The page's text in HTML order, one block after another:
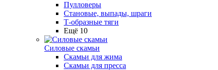
Пулловеры
Становые, выпады, шраги
Т-образные тяги
Ещё 10
Силовые скамьи
Скамьи для жима
Скамьи для пресса